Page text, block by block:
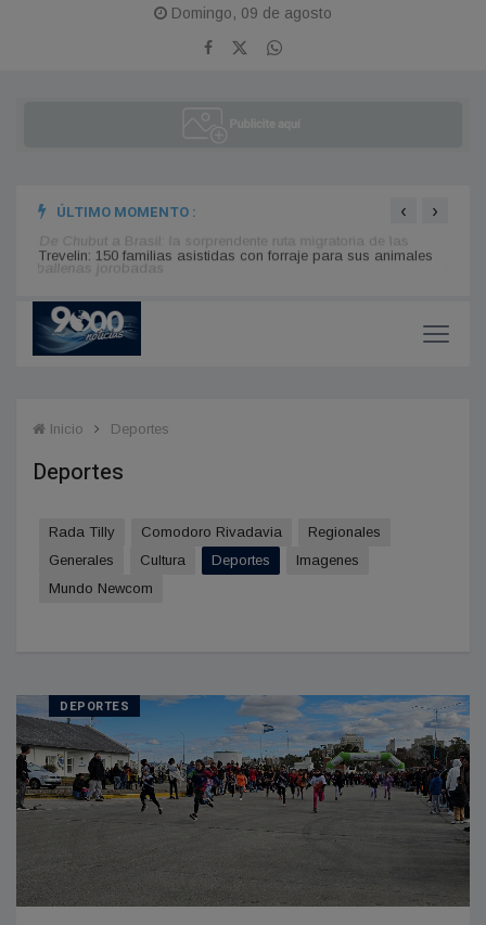
Domingo, 09 de agosto
ÚLTIMO MOMENTO :
De Chubut a Brasil: la sorprendente ruta migratoria de las
ballenas jorobadas
‹ ›
Inicio Deportes
Deportes
Rada Tilly Comodoro Rivadavia
Regionales
Generales
Cultura Deportes
Imagenes
Mundo Newcom
DEPORTES